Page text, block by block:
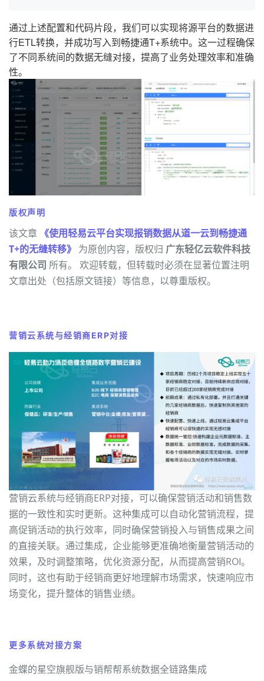
通过上述配置和代码片段，我们可以实现将源平台的数据进
行ETL转换，并成功写入到畅捷通T+系统中。这一过程确保
了不同系统间的数据无缝对接，提高了业务处理效率和准确
性。
版权声明
该文章 《使用轻易云平台实现报销数据从道一云到畅捷通
T+的无缝转移》 为原创内容，版权归 广东轻亿云软件科技
有限公司 所有。 欢迎转载，但转载时必须在显著位置注明
文章出处（包括原文链接）等信息，以尊重版权。
营销云系统与经销商ERP对接
营销云系统与经销商ERP对接，可以确保营销活动和销售数
据的一致性和实时更新。这种集成可以自动化营销流程，提
高促销活动的执行效率，同时确保营销投入与销售成果之间
的直接关联。通过集成，企业能够更准确地衡量营销活动的
效果，及时调整策略，优化资源分配，从而提高营销ROI。
同时，这也有助于经销商更好地理解市场需求，快速响应市
场变化，提升整体的销售业绩。
更多系统对接方案
金蝶的星空旗舰版与销帮帮系统数据全链路集成